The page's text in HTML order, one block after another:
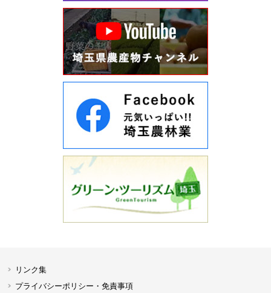
リンク集
プライバシーポリシー・免責事項